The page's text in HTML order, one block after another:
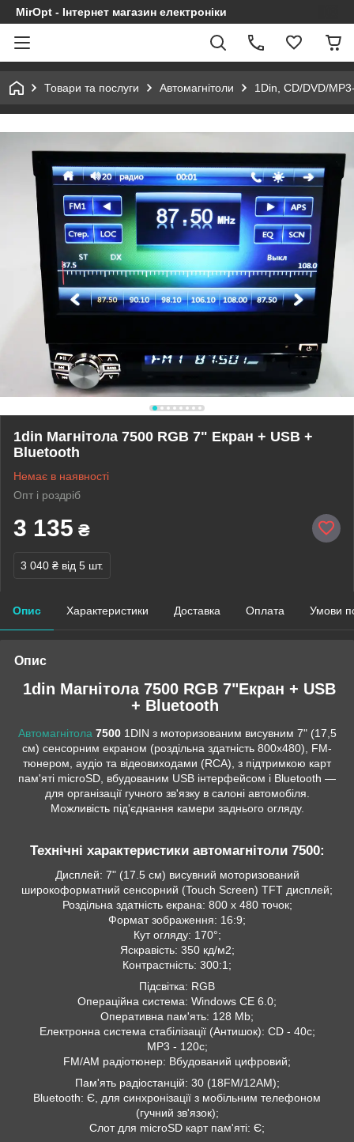
MirOpt - Інтернет магазин електроніки
Товари та послуги Автомагнітоли 1Din, CD/DVD/
1din Магнітола 7500 RGB 7" Екран + USB +
Bluetooth
Немає в наявності
Опт і роздріб
3 135 ₴
3 040 ₴ від 5 шт.
Опис Характеристики Доставка Оплата Умови
Опис
1din Магнітола 7500 RGB 7"Екран + USB
+ Bluetooth
Автомагнітола 7500 1DIN з моторизованим висувним 7" (17,5
см) сенсорним екраном (роздільна здатність 800x480), FM-
тюнером, аудіо та відеовиходами (RCA), з підтримкою карт
пам'яті microSD, вбудованим USB інтерфейсом і Bluetooth —
для організації гучного зв'язку в салоні автомобіля.
Можливість під'єднання камери заднього огляду.
Технічні характеристики автомагнітоли 7500:
Дисплей: 7" (17.5 см) висувний моторизований
широкоформатний сенсорний (Touch Screen) TFT дисплей;
Роздільна здатність екрана: 800 х 480 точок;
Формат зображення: 16:9;
Кут огляду: 170°;
Яскравість: 350 кд/м2;
Контрастність: 300:1;
Підсвітка: RGB
Операційна система: Windows CE 6.0;
Оперативна пам'ять: 128 Mb;
Електронна система стабілізації (Антишок): CD - 40c;
MP3 - 120c;
FM/AM радіотюнер: Вбудований цифровий;
Пам'ять радіостанцій: 30 (18FM/12AM);
Bluetooth: Є, для синхронізації з мобільним телефоном
(гучний зв'язок);
Слот для microSD карт пам'яті: Є;